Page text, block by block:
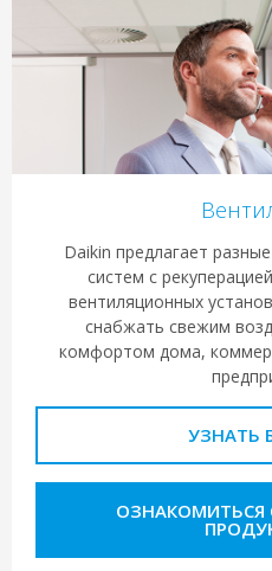
Daikin предлагает
систем с
вентиляционных
снабжать свежим
комфортом дома,
УЗНАТЬ
ОЗНАКОМИТЬСЯ